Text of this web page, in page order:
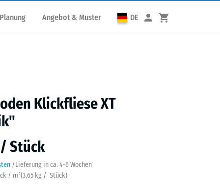
Angebot & Muster DE
Klickfliese XT
Stück
/Lieferung in ca. 4-6 Wochen
/ m²(3,65 kg / Stück)